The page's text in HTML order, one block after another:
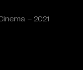
– 2021